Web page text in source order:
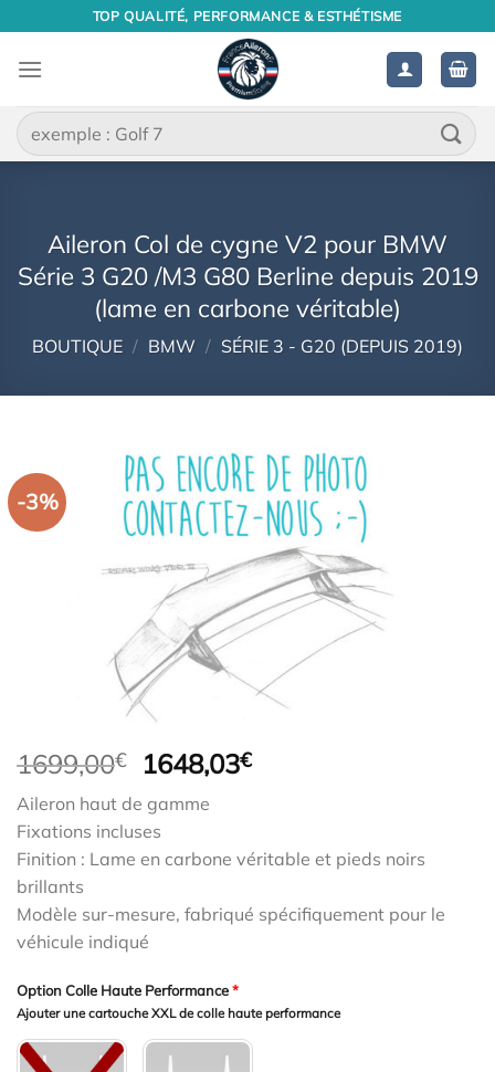
contenu
TOP QUALITÉ, PERFORMANCE & ESTHÉTISME
Recherche
pour :
Aileron Col de cygne V2 pour BMW
Série 3 G20 /M3 G80 Berline depuis 2019
(lame en carbone véritable)
BOUTIQUE / BMW / SÉRIE 3 - G20 (DEPUIS 2019)
-3%
1699,00€
Le
initial
était :
1699,00€.
1648,03€Le
1648,03€.
Aileron haut de gamme
Fixations incluses
Finition : Lame en carbone véritable et pieds noirs
brillants
Modèle sur-mesure, fabriqué spécifiquement pour le
véhicule indiqué
Option Colle Haute Performance*
Ajouter une cartouche XXL de colle haute performance